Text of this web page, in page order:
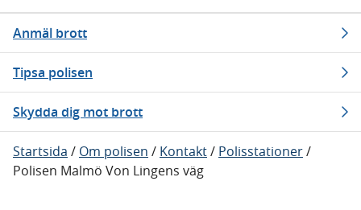
Anmäl brott
Tipsa polisen
Skydda dig mot brott
Startsida / Om polisen / Kontakt/ Polisstationer/
Polisen Malmö Von Lingens väg